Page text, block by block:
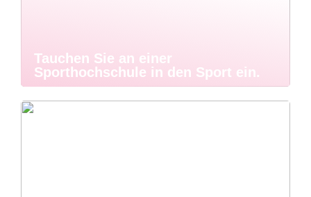
Tauchen Sie an einer
Sporthochschule in den Sport ein.